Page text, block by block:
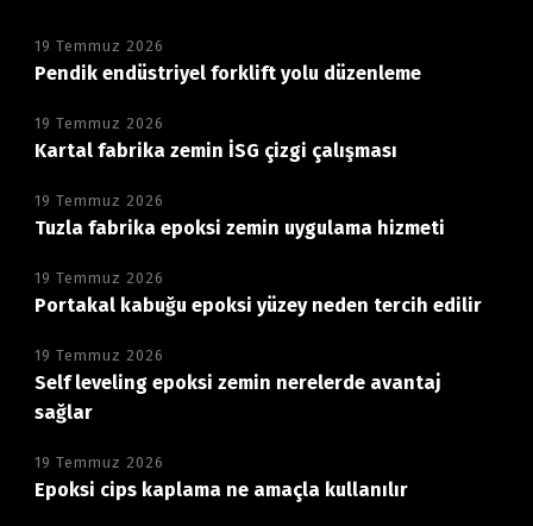
19 Temmuz 2026
Pendik endüstriyel forklift yolu düzenleme
19 Temmuz 2026
Kartal fabrika zemin İSG çizgi çalışması
19 Temmuz 2026
Tuzla fabrika epoksi zemin uygulama hizmeti
19 Temmuz 2026
Portakal kabuğu epoksi yüzey neden tercih edilir
19 Temmuz 2026
Self leveling epoksi zemin nerelerde avantaj
sağlar
19 Temmuz 2026
Epoksi cips kaplama ne amaçla kullanılır